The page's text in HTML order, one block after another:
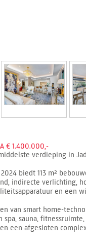
€ 1.400.000,-
verdieping in
biedt 113 m²
indirecte verlichting,
en een
van smart home-
sauna,
een afgesloten